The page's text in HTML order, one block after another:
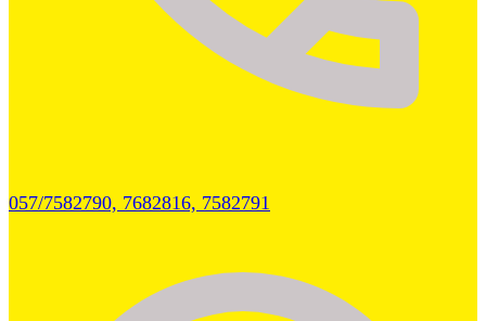
057/7582790, 7682816, 7582791